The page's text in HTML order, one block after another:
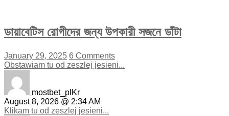
ডায়াবেটিস রোগীদের জন্য উপকারী সজনে ডাঁটা
January 29, 2025 6 Comments
Obstawiam tu od zeszlej jesieni...
mostbet_plKr
August 8, 2026 @ 2:34 AM
Klikam tu od zeszlej jesieni...